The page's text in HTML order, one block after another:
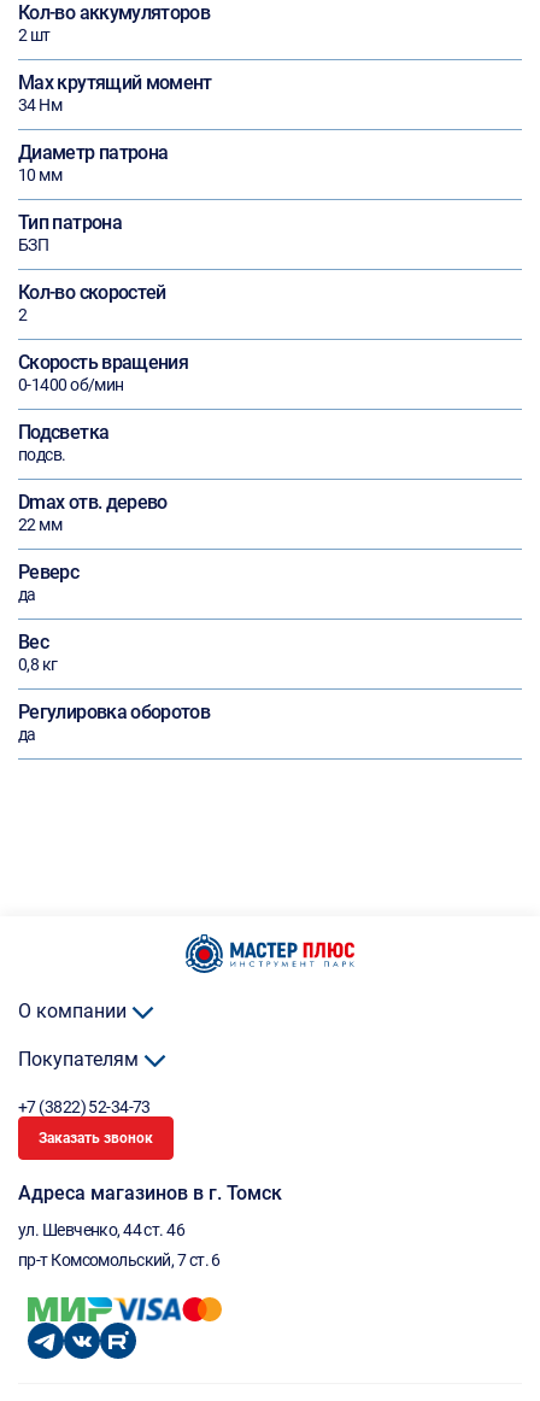
Кол-во аккумуляторов
2 шт
Max крутящий момент
34 Нм
Диаметр патрона
10 мм
Тип патрона
БЗП
Кол-во скоростей
2
Скорость вращения
0-1400 об/мин
Подсветка
подсв.
Dmax отв. дерево
22 мм
Реверс
да
Вес
0,8 кг
Регулировка оборотов
да
О компании
Покупателям
+7 (3822) 52-34-73
Заказать звонок
Адреса магазинов в г. Томск
ул. Шевченко, 44 ст. 46
пр-т Комсомольский, 7 ст. 6